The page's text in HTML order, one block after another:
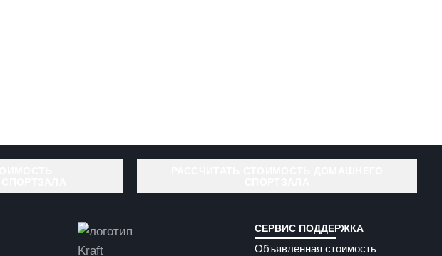
СЕРВИС ПОДДЕРЖКА
Объявленная стоимость